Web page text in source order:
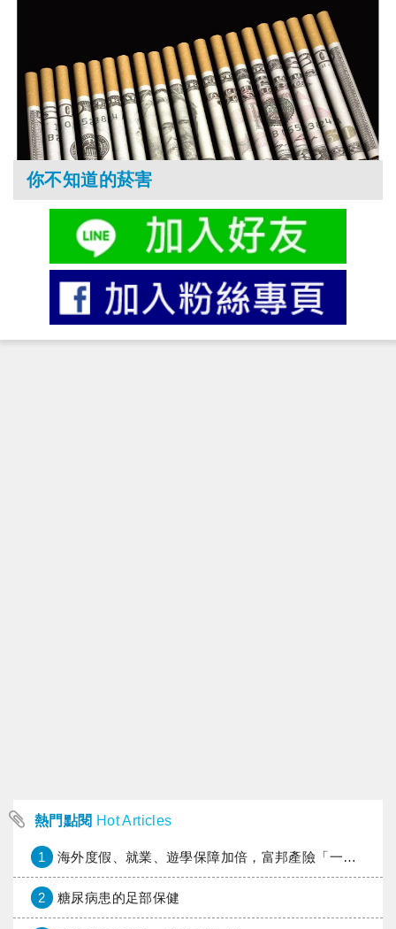
你不知道的菸害
熱門點閱 Hot Articles
1 海外度假、就業、遊學保障加倍，富邦產險「一期逐夢」專案加碼遠距醫療與緊急救援
2 糖尿病患的足部保健